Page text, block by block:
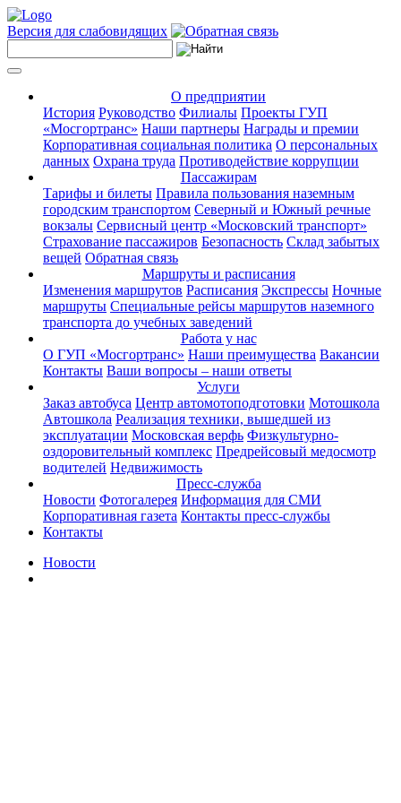
Версия для слабовидящих
О предприятии
История Руководство Филиалы Проекты ГУП
«Мосгортранс» Наши партнеры Награды и премии
Корпоративная социальная политика О персональных
данных Охрана труда Противодействие коррупции
Пассажирам
Тарифы и билеты Правила пользования наземным
городским транспортом Северный и Южный речные
вокзалы Сервисный центр «Московский транспорт»
Страхование пассажиров Безопасность Склад забытых
вещей Обратная связь
Маршруты и расписания
Изменения маршрутов Расписания Экспрессы Ночные
маршруты Специальные рейсы маршрутов наземного
транспорта до учебных заведений
Работа у нас
О ГУП «Мосгортранс» Наши преимущества Вакансии
Контакты Ваши вопросы – наши ответы
Услуги
Заказ автобуса Центр автомотоподготовки Мотошкола
Автошкола Реализация техники, вышедшей из
эксплуатации Московская верфь Физкультурно-
оздоровительный комплекс Предрейсовый медосмотр
водителей Недвижимость
Пресс-служба
Новости Фотогалерея Информация для СМИ
Корпоративная газета Контакты пресс-службы
Контакты
Новости